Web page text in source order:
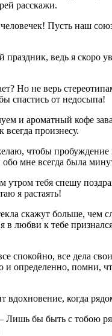
расскажи.
Пусть наш
праздник, ведь я скоро
Но не верь
спастись от недосыпа!
и ароматный кофе
всегда произнесу.
чтобы пробуждение
мне всегда была
утром тебя спешу
я растаять!
скажут больше, чем
я в любви к тебе
спокойно, все дела
и определенно, помни,
вдохновение, когда
Лишь бы быть с тобою